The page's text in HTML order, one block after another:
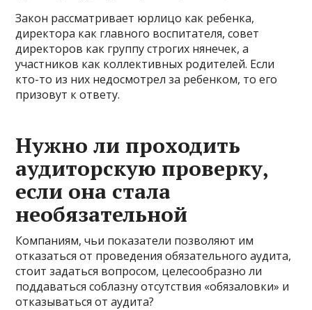
Закон рассматривает юрлицо как ребенка,
директора как главного воспитателя, совет
директоров как группу строгих нянечек, а
участников как коллективных родителей. Если
кто-то из них недосмотрел за ребенком, то его
призовут к ответу.
Нужно ли проходить
аудиторскую проверку,
если она стала
необязательной
Компаниям, чьи показатели позволяют им
отказаться от проведения обязательного аудита,
стоит задаться вопросом, целесообразно ли
поддаваться соблазну отсутствия «обязаловки» и
отказываться от аудита?